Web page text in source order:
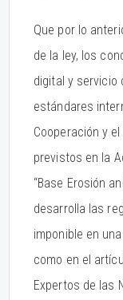
Que por lo
de la ley, los
digital y servicio
estándares
Cooperación y el
previstos en la
“Base Erosión
desarrolla las
imponible en
como en el
Expertos de las